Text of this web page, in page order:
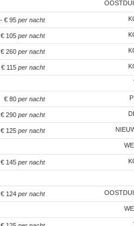
€ 95 per nacht
105 per nacht
260 per nacht
115 per nacht
€ 80 per nacht
290 per nacht
125 per nacht
145 per nacht
124 per nacht